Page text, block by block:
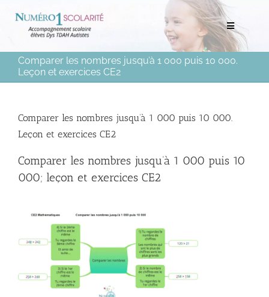
contenu
Toggle
Navigation
Rechercher:
Soutien scolaire à domicile
Mentorat scolaire
Ressources pédagogiques
Connexion à votre espace
Comparer les nombres jusqu’à 1 000 puis 10 000.
Leçon et exercices CE2
Comparer les nombres jusqu’à 1 000 puis 10 000.
Leçon et exercices CE2
Comparer les nombres jusqu’à 1 000 puis 10
000; leçon et exercices CE2